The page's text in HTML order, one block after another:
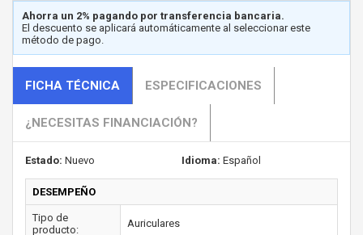
Ahorra un 2% pagando por transferencia bancaria.
El descuento se aplicará automáticamente al seleccionar este
método de pago.
FICHA TÉCNICA ESPECIFICACIONES
¿NECESITAS FINANCIACIÓN?
Estado: Nuevo Idioma: Español
DESEMPEÑO
Tipo de
producto:
Auriculares